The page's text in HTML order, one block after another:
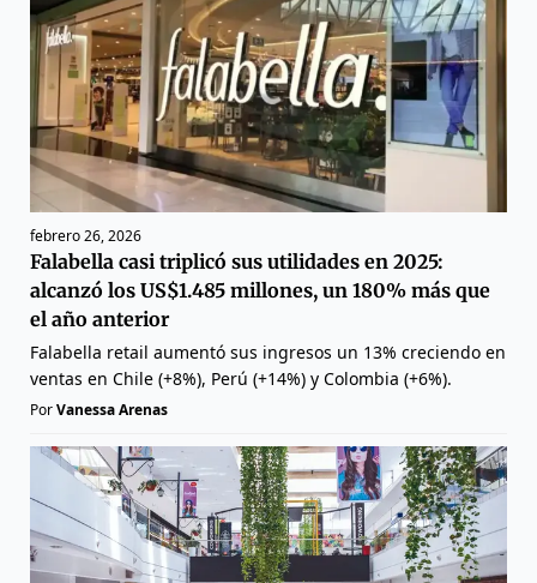
febrero 26, 2026
Falabella casi triplicó sus utilidades en 2025:
alcanzó los US$1.485 millones, un 180% más que
el año anterior
Falabella retail aumentó sus ingresos un 13% creciendo en
ventas en Chile (+8%), Perú (+14%) y Colombia (+6%).
PorVanessa Arenas